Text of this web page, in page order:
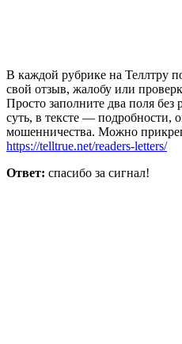
В каждой рубрике на Теллтру
свой отзыв, жалобу или
Просто заполните два поля
суть, в тексте — подробности,
мошенничества. Можно
https://telltrue.net/readers-letters/
Ответ: спасибо за сигнал!